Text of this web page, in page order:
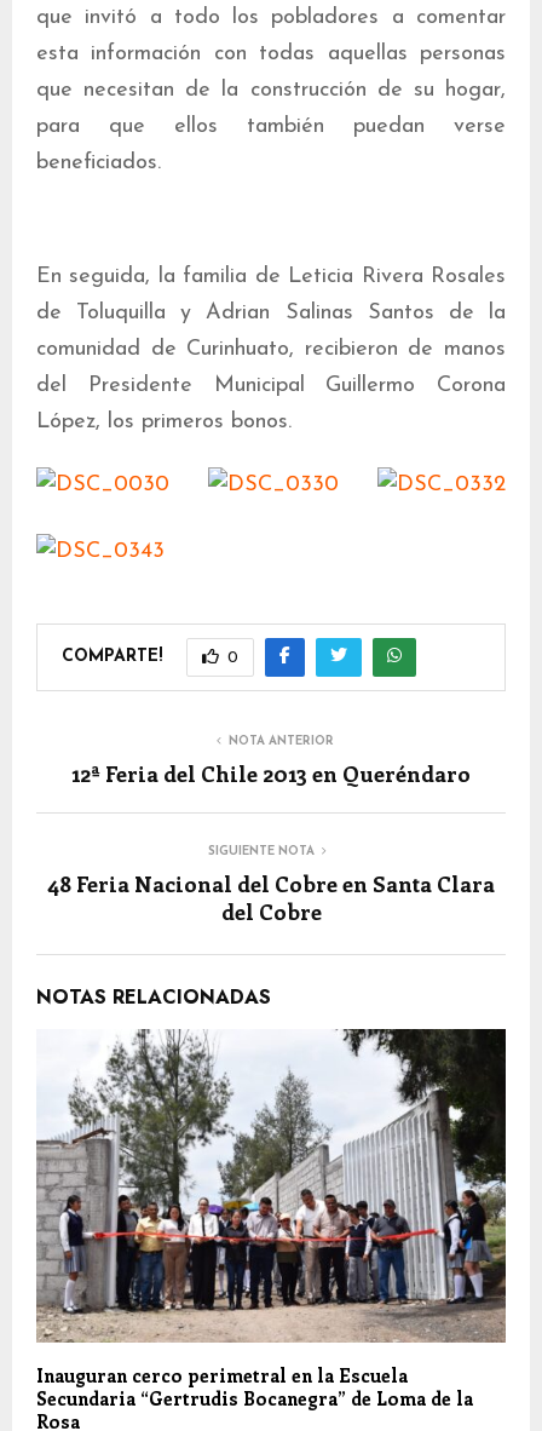
que invitó a todo los pobladores a comentar
esta información con todas aquellas personas
que necesitan de la construcción de su hogar,
para que ellos también puedan verse
beneficiados.
En seguida, la familia de Leticia Rivera Rosales
de Toluquilla y Adrian Salinas Santos de la
comunidad de Curinhuato, recibieron de manos
del Presidente Municipal Guillermo Corona
López, los primeros bonos.
COMPARTE! 0
NOTA ANTERIOR
12ª Feria del Chile 2013 en Queréndaro
SIGUIENTE NOTA
48 Feria Nacional del Cobre en Santa Clara
del Cobre
NOTAS RELACIONADAS
Inauguran cerco perimetral en la Escuela
Secundaria “Gertrudis Bocanegra” de Loma de la
Rosa